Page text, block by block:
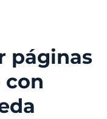
páginas
con